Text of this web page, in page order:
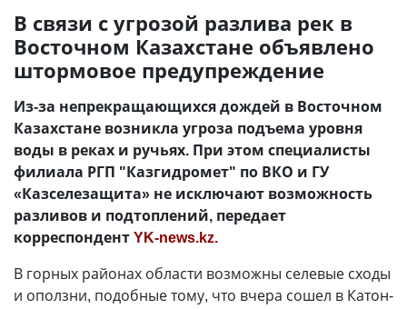
В связи с угрозой разлива рек в
Восточном Казахстане объявлено
штормовое предупреждение
Из-за непрекращающихся дождей в Восточном
Казахстане возникла угроза подъема уровня
воды в реках и ручьях. При этом специалисты
филиала РГП "Казгидромет" по ВКО и ГУ
«Казселезащита» не исключают возможность
разливов и подтоплений, передает
корреспондентYK-news.kz.
В горных районах области возможны селевые сходы
и оползни, подобные тому, что вчера сошел в Катон-